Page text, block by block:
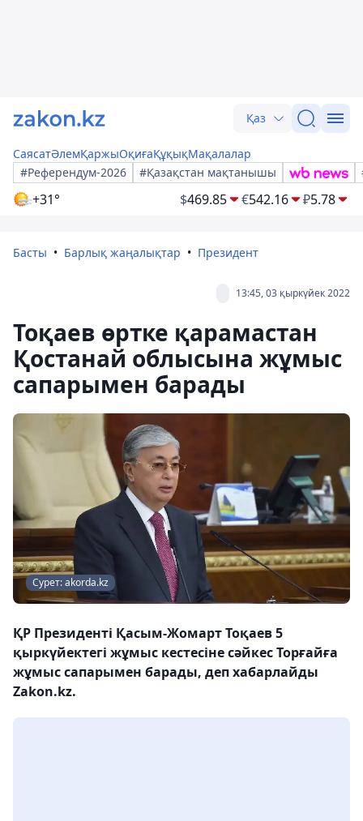
Қаз
СаясатӘлемҚаржыОқиғаҚұқықМақалалар
#Референдум-2026
#Қазақстан мақтанышы
+31° $469.85 €542.16 ₽5.78
Басты Барлық жаңалықтар Президент
13:45, 03 қыркүйек 2022
Тоқаев өртке қарамастан
Қостанай облысына жұмыс
сапарымен барады
Сурет: akorda.kz
ҚР Президенті Қасым-Жомарт Тоқаев 5
қыркүйектегі жұмыс кестесіне сәйкес Торғайға
жұмыс сапарымен барады, деп хабарлайды
Zakon.kz.